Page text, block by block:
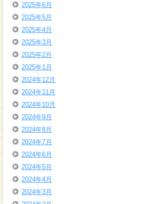
2025年6月
2025年5月
2025年4月
2025年3月
2025年2月
2025年1月
2024年12月
2024年11月
2024年10月
2024年9月
2024年8月
2024年7月
2024年6月
2024年5月
2024年4月
2024年3月